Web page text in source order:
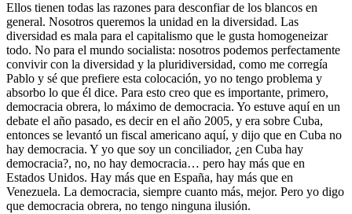
Ellos tienen todas las razones para desconfiar de los blancos en
general. Nosotros queremos la unidad en la diversidad. Las
diversidad es mala para el capitalismo que le gusta homogeneizar
todo. No para el mundo socialista: nosotros podemos perfectamente
convivir con la diversidad y la pluridiversidad, como me corregía
Pablo y sé que prefiere esta colocación, yo no tengo problema y
absorbo lo que él dice. Para esto creo que es importante, primero,
democracia obrera, lo máximo de democracia. Yo estuve aquí en un
debate el año pasado, es decir en el año 2005, y era sobre Cuba,
entonces se levantó un fiscal americano aquí, y dijo que en Cuba no
hay democracia. Y yo que soy un conciliador, ¿en Cuba hay
democracia?, no, no hay democracia… pero hay más que en
Estados Unidos. Hay más que en España, hay más que en
Venezuela. La democracia, siempre cuanto más, mejor. Pero yo digo
que democracia obrera, no tengo ninguna ilusión.